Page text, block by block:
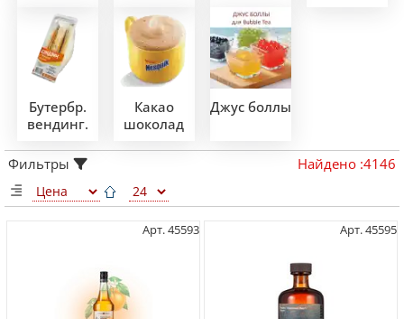
Бутербр.
вендинг.
Какао
шоколад
Джус боллы
Фильтры Найдено :4146
Арт. 45593 Арт. 45595